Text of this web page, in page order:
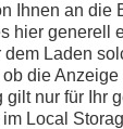
Ihnen an die
hier generell
dem Laden
ob die
gilt nur für Ihr
Local